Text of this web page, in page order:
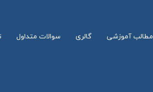
مطالب آموزشی گالری سوالات متداول